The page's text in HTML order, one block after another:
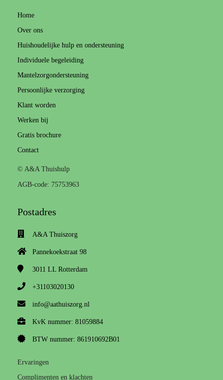
Home
Over ons
Huishoudelijke hulp en ondersteuning
Individuele begeleiding
Mantelzorgondersteuning
Persoonlijke verzorging
Klant worden
Werken bij
Gratis brochure
Contact
© A&A Thuishulp
AGB-code: 75753963
Postadres
A&A Thuiszorg
Pannekoekstraat 98
3011 LL Rotterdam
+31103020130
info@aathuiszorg.nl
KvK nummer: 81059884
BTW nummer: 861910692B01
Ervaringen
Complimenten en klachten